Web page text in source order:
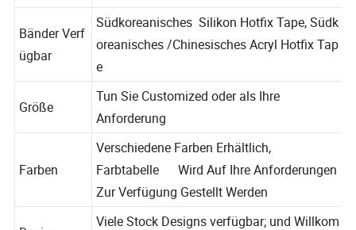
alien Legierung usw.
Bänder Verf
Südkoreanisches Silikon Hotfix Tape, Südk
oreanisches /Chinesisches Acryl Hotfix Tap
e
Tun Sie Customized oder als Ihre
Anforderung
Verschiedene Farben Erhältlich,
Farbtabelle Wird Auf Ihre Anforderungen
Zur Verfügung Gestellt Werden